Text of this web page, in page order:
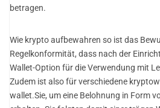
betragen.
Wie krypto aufbewahren so ist das
Regelkonformität, dass nach der
Wallet-Option für die Verwendung mit
Zudem ist also für verschiedene
wallet.Sie, um eine Belohnung in Form